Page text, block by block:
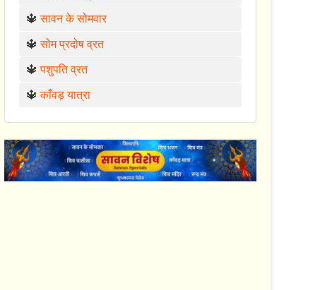
🔱सावन के सोमवार
🔱सोम प्रदोष व्रत
🔱पशुपति व्रत
🔱काँवड़ यात्रा